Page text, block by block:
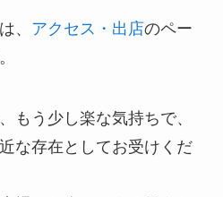
、 アクセス・出店のペー
もう少し楽な気持ちで、
な存在としてお受けくだ